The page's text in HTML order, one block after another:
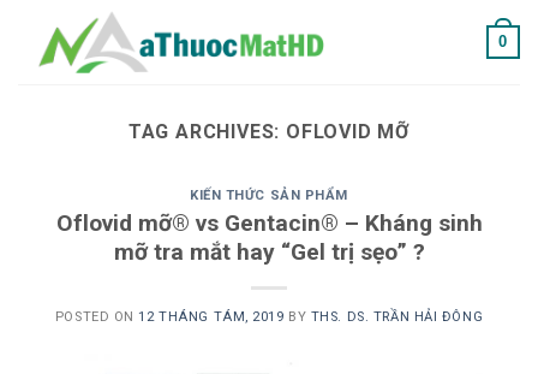
content
0
TAG ARCHIVES: OFLOVID MỠ
KIẾN THỨC SẢN PHẨM
Oflovid mỡ® vs Gentacin® – Kháng sinh
mỡ tra mắt hay “Gel trị sẹo” ?
POSTED ON12 THÁNG TÁM, 2019 BY THS. DS. TRẦN HẢI ĐÔNG